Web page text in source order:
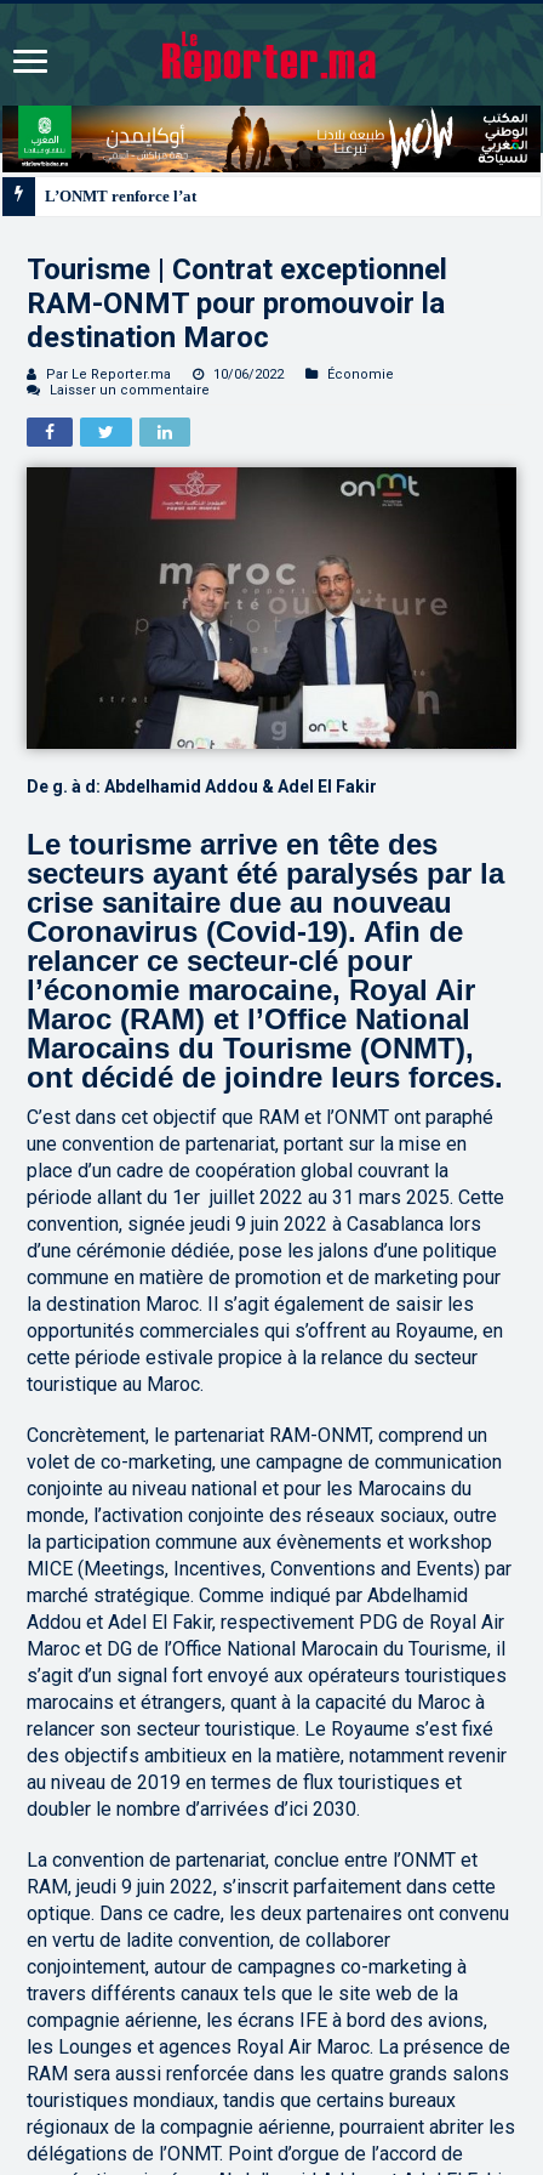
Tourisme | Contrat exceptionnel
RAM-ONMT pour promouvoir la
destination Maroc
Par Le Reporter.ma 10/06/2022
Économie
Laisser un commentaire
De g. à d: Abdelhamid Addou & Adel El Fakir
Le tourisme arrive en tête des
secteurs ayant été paralysés par la
crise sanitaire due au nouveau
Coronavirus (Covid-19). Afin de
relancer ce secteur-clé pour
l’économie marocaine, Royal Air
Maroc (RAM) et l’Office National
Marocains du Tourisme (ONMT),
ont décidé de joindre leurs forces.
C’est dans cet objectif que RAM et l’ONMT ont paraphé
une convention de partenariat, portant sur la mise en
place d’un cadre de coopération global couvrant la
période allant du 1er juillet 2022 au 31 mars 2025. Cette
convention, signée jeudi 9 juin 2022 à Casablanca lors
d’une cérémonie dédiée, pose les jalons d’une politique
commune en matière de promotion et de marketing pour
la destination Maroc. Il s’agit également de saisir les
opportunités commerciales qui s’offrent au Royaume, en
cette période estivale propice à la relance du secteur
touristique au Maroc.
Concrètement, le partenariat RAM-ONMT, comprend un
volet de co-marketing, une campagne de communication
conjointe au niveau national et pour les Marocains du
monde, l’activation conjointe des réseaux sociaux, outre
la participation commune aux évènements et workshop
MICE (Meetings, Incentives, Conventions and Events) par
marché stratégique. Comme indiqué par Abdelhamid
Addou et Adel El Fakir, respectivement PDG de Royal Air
Maroc et DG de l’Office National Marocain du Tourisme, il
s’agit d’un signal fort envoyé aux opérateurs touristiques
marocains et étrangers, quant à la capacité du Maroc à
relancer son secteur touristique. Le Royaume s’est fixé
des objectifs ambitieux en la matière, notamment revenir
au niveau de 2019 en termes de flux touristiques et
doubler le nombre d’arrivées d’ici 2030.
La convention de partenariat, conclue entre l’ONMT et
RAM, jeudi 9 juin 2022, s’inscrit parfaitement dans cette
optique. Dans ce cadre, les deux partenaires ont convenu
en vertu de ladite convention, de collaborer
conjointement, autour de campagnes co-marketing à
travers différents canaux tels que le site web de la
compagnie aérienne, les écrans IFE à bord des avions,
les Lounges et agences Royal Air Maroc. La présence de
RAM sera aussi renforcée dans les quatre grands salons
touristiques mondiaux, tandis que certains bureaux
régionaux de la compagnie aérienne, pourraient abriter les
délégations de l’ONMT. Point d’orgue de l’accord de